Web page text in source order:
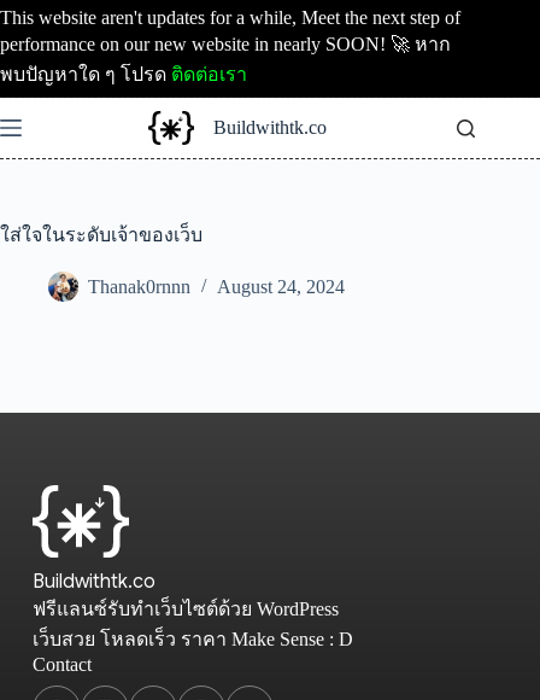
Skip
to
content
This website aren't updates for a while, Meet the next step of
performance on our new website in nearly SOON! 🚀 หาก
พบปัญหาใด ๆ โปรด ติดต่อเรา
Buildwithtk.co
ใส่ใจในระดับเจ้าของเว็บ
Thanak0rnnn August 24, 2024
Buildwithtk.co
ฟรีแลนซ์รับทำเว็บไซต์ด้วย WordPress
เว็บสวย โหลดเร็ว ราคา Make Sense : D
Contact